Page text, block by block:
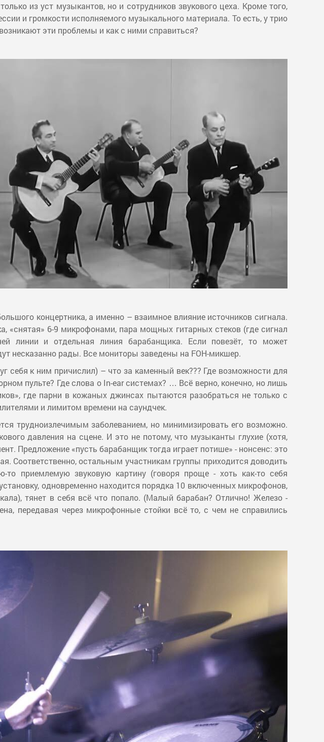
из уст музыкантов, но и сотрудников звукового цеха. Кроме того,
и громкости исполняемого музыкального материала. То есть, у трио
эти проблемы и как с ними справиться?
концертника, а именно – взаимное влияние источников сигнала.
«снятая» 6-9 микрофонами, пара мощных гитарных стеков (где сигнал
линии и отдельная линия барабанщика. Если повезёт, то может
несказанно рады. Все мониторы заведены на FOH-микшер.
себя к ним причислил) – что за каменный век??? Где возможности для
пульте? Где слова о In-ear системах? … Всё верно, конечно, но лишь
где парни в кожаных джинсах пытаются разобраться не только с
и лимитом времени на саундчек.
трудноизлечимым заболеванием, но минимизировать его возможно.
давления на сцене. И это не потому, что музыканты глухие (хотя,
Предложение «пусть барабанщик тогда играет потише» - нонсенс: это
Соответственно, остальным участникам группы приходится доводить
то приемлемую звуковую картину (говоря проще - хоть как-то себя
одновременно находится порядка 10 включенных микрофонов,
тянет в себя всё что попало. (Малый барабан? Отлично! Железо -
передавая через микрофонные стойки всё то, с чем не справились